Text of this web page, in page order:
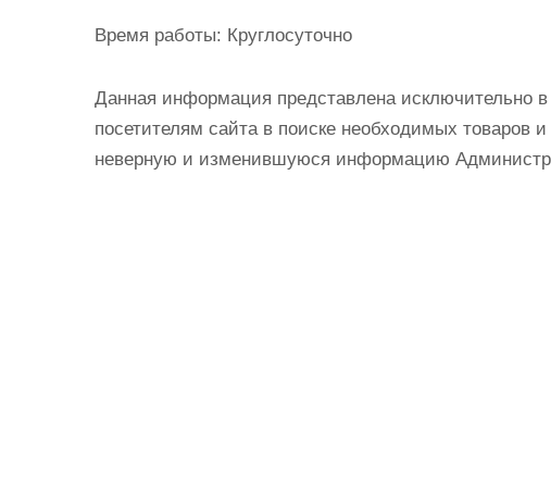
Время работы: Круглосуточно
Данная информация представлена исключительно
посетителям сайта в поиске необходимых товаров
неверную и изменившуюся информацию